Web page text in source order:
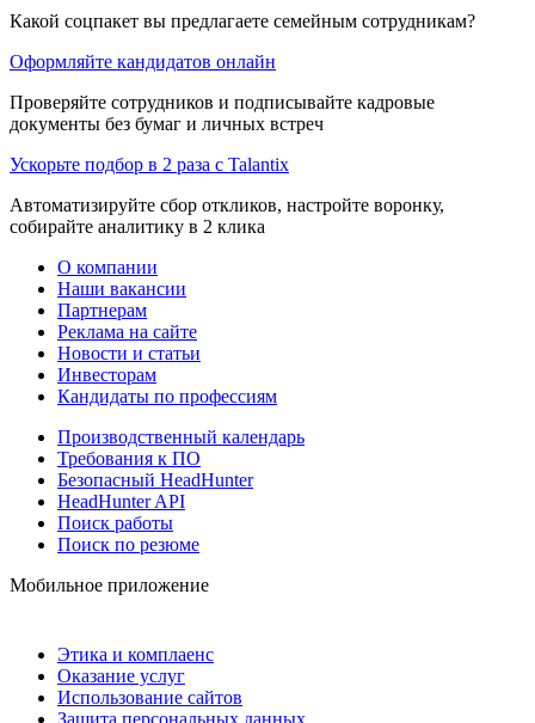
Какой соцпакет вы предлагаете семейным сотрудникам?
Оформляйте кандидатов онлайн
Проверяйте сотрудников и подписывайте кадровые
документы без бумаг и личных встреч
Ускорьте подбор в 2 раза с Talantix
Автоматизируйте сбор откликов, настройте воронку,
собирайте аналитику в 2 клика
О компании
Наши вакансии
Партнерам
Реклама на сайте
Новости и статьи
Инвесторам
Кандидаты по профессиям
Производственный календарь
Требования к ПО
Безопасный HeadHunter
HeadHunter API
Поиск работы
Поиск по резюме
Мобильное приложение
Этика и комплаенс
Оказание услуг
Использование сайтов
Защита персональных данных